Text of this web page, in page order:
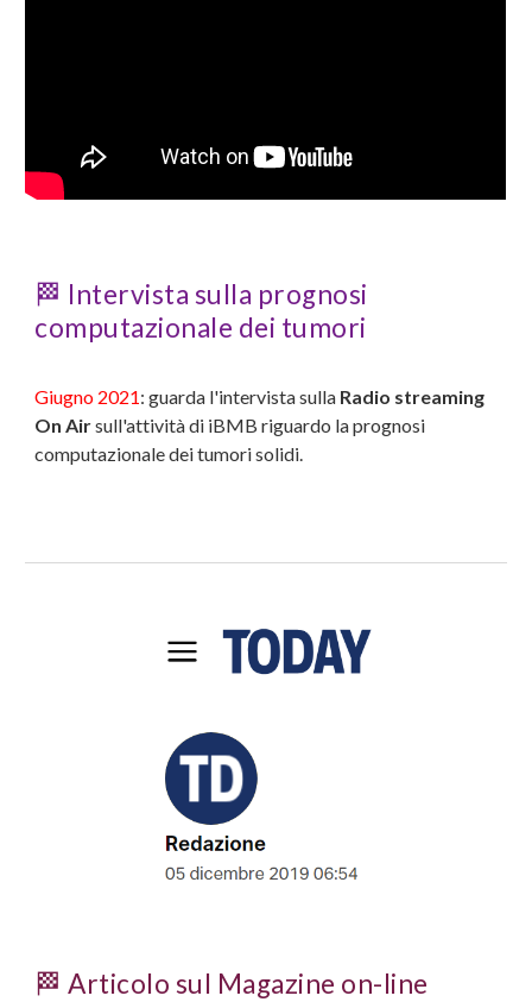
🏁 Intervista sulla prognosi
computazionale dei tumori
Giugno 2021: guarda l'intervista sulla Radio streaming
On Airsull'attività di iBMB riguardo laprognosi
computazionale dei tumori solidi.
🏁 Articolo sul Magazine on-line